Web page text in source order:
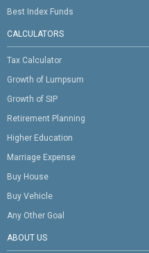
Best Index Funds
CALCULATORS
Tax Calculator
Growth of Lumpsum
Growth of SIP
Retirement Planning
Higher Education
Marriage Expense
Buy House
Buy Vehicle
Any Other Goal
ABOUT US